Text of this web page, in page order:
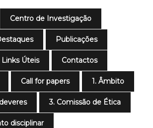
Centro de Investigação
Publicações
Links Úteis Contactos
Call for papers 1. Âmbito
3. Comissão de Ética
disciplinar